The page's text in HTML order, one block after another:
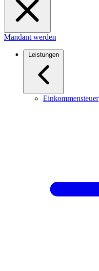
Mandant werden
Leistungen
Einkommensteuer